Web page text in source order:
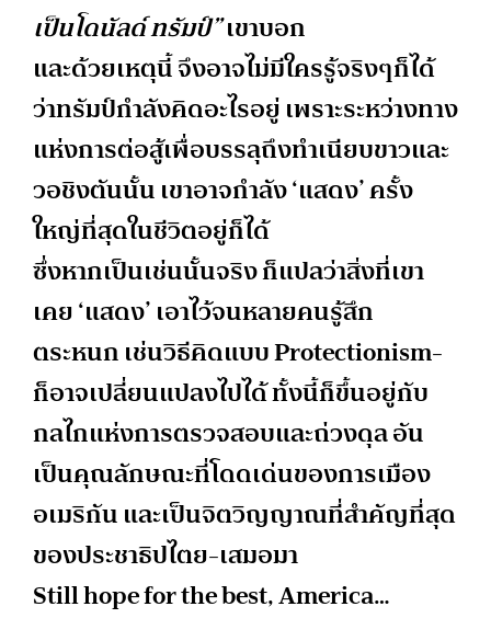
เป็นโดนัลด์ ทรัมป์”เขาบอก
และด้วยเหตุนี้ จึงอาจไม่มีใครรู้จริงๆก็ได้
ว่าทรัมป์กำลังคิดอะไรอยู่ เพราะระหว่างทาง
แห่งการต่อสู้เพื่อบรรลุถึงทำเนียบขาวและ
วอชิงตันนั้น เขาอาจกำลัง ‘แสดง’ ครั้ง
ใหญ่ที่สุดในชีวิตอยู่ก็ได้
ซึ่งหากเป็นเช่นนั้นจริง ก็แปลว่าสิ่งที่เขา
เคย ‘แสดง’ เอาไว้จนหลายคนรู้สึก
ตระหนก เช่นวิธีคิดแบบ Protectionism-
ก็อาจเปลี่ยนแปลงไปได้ ทั้งนี้ก็ขึ้นอยู่กับ
กลไกแห่งการตรวจสอบและถ่วงดุล อัน
เป็นคุณลักษณะที่โดดเด่นของการเมือง
อเมริกัน และเป็นจิตวิญญาณที่สำคัญที่สุด
ของประชาธิปไตย-เสมอมา
Still hope for the best, America…